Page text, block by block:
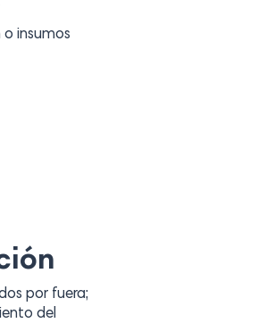
o insumos
por fuera;
del